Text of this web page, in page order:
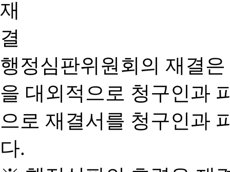
행정심판위원회의 재결
을 대외적으로 청구인과
으로 재결서를 청구인과
다.